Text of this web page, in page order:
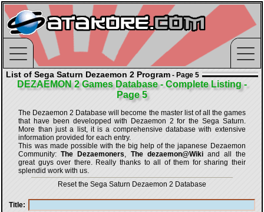
List of Sega Saturn Dezaemon 2 Program - Page 5
DEZAEMON 2 Games Database - Complete Listing -
Page 5
The Dezaemon 2 Database will become the master list of all the games
that have been developped with
Dezaemon 2 for the Sega Saturn.
More than just a list, it is a comprehensive database with extensive
information provided for each entry.
This was made possible with the big help of the japanese Dezaemon
Community:The Dezaemoners, The dezaemon@Wikiand all the
great guys over there. Really thanks to all of them for sharing their
splendid work with us.
Reset the Sega Saturn Dezaemon 2 Database
Title